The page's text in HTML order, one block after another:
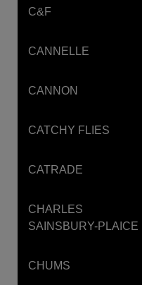
C&F
CANNELLE
CANNON
CATCHY FLIES
CATRADE
CHARLES
SAINSBURY-PLAICE
CHUMS